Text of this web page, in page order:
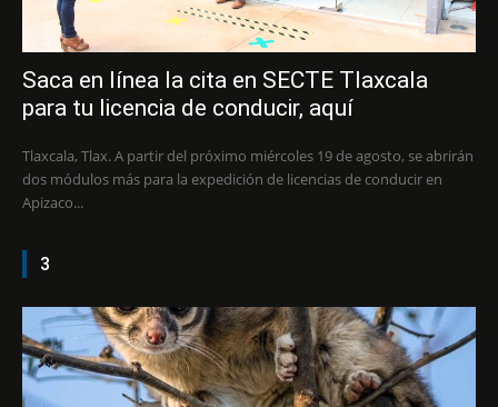
Saca en línea la cita en SECTE Tlaxcala
para tu licencia de conducir, aquí
Tlaxcala, Tlax. A partir del próximo miércoles 19 de agosto, se abrirán
dos módulos más para la expedición de licencias de conducir en
Apizaco...
3